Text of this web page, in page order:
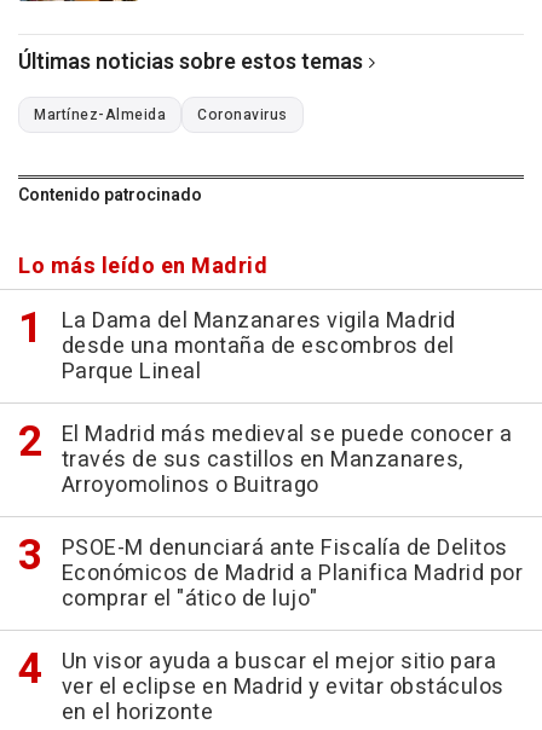
Últimas noticias sobre estos temas
Martínez-Almeida Coronavirus
Contenido patrocinado
Lo más leído en Madrid
La Dama del Manzanares vigila Madrid
desde una montaña de escombros del
Parque Lineal
El Madrid más medieval se puede conocer a
través de sus castillos en Manzanares,
Arroyomolinos o Buitrago
PSOE-M denunciará ante Fiscalía de Delitos
Económicos de Madrid a Planifica Madrid por
comprar el "ático de lujo"
Un visor ayuda a buscar el mejor sitio para
ver el eclipse en Madrid y evitar obstáculos
en el horizonte